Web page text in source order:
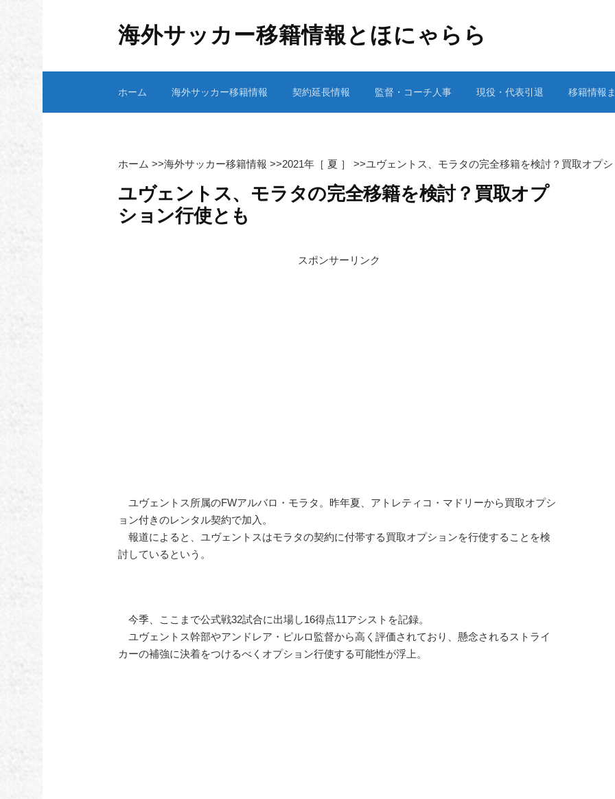
ス
海外サッカー移籍情報とほにゃらら
ホーム 海外サッカー移籍情報 契約延長情報 監督・コーチ人事 現役・代表引退 移籍情報
ホーム >>海外サッカー移籍情報 >>2021年［ 夏 ］ >>ユヴェントス、モラタの完全移籍を検討？買取オプ
ユヴェントス、モラタの完全移籍を検討？買取オプ
ション行使とも
スポンサーリンク
ユヴェントス所属のFWアルバロ・モラタ。昨年夏、アトレティコ・マドリーから買取オプシ
ョン付きのレンタル契約で加入。
報道によると、ユヴェントスはモラタの契約に付帯する買取オプションを行使することを検
討しているという。
今季、ここまで公式戦32試合に出場し16得点11アシストを記録。
ユヴェントス幹部やアンドレア・ピルロ監督から高く評価されており、懸念されるストライ
カーの補強に決着をつけるべくオプション行使する可能性が浮上。